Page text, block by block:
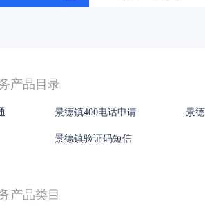
产品目录
景德镇400电话申请 景
景德镇验证码短信
产品类目